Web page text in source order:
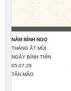
NĂM BÍNH NGỌ
THÁNG ẤT MÙI
NGÀY BÍNH THÌN
05:07:29
TÂN MÃO